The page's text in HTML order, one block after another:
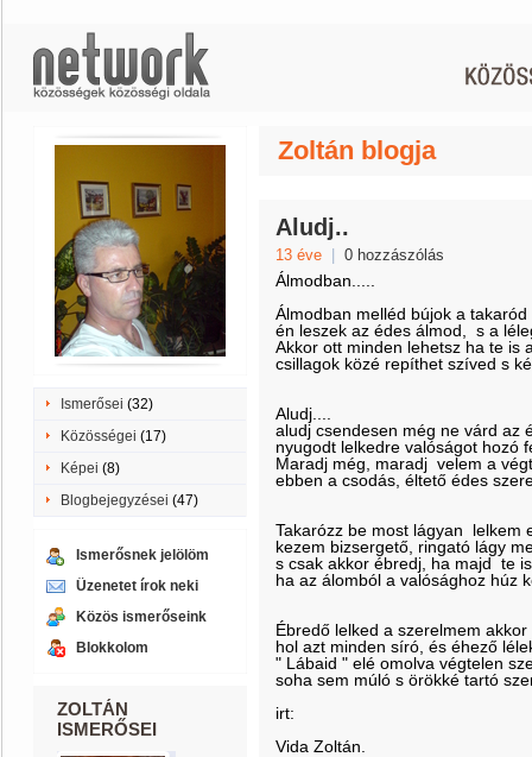
Ismerősei (32)
Közösségei (17)
Képei (8)
Blogbejegyzései (47)
Ismerősnek jelölöm
Üzenetet írok neki
Közös ismerőseink
Blokkolom
ZOLTÁN
ISMERŐSEI
Zoltán blogja
Aludj..
13 éve 0 hozzászólás
Álmodban.....
Álmodban melléd bújok a
én leszek az édes álmod, s a
Akkor ott minden lehetsz ha te is
csillagok közé repíthet szíved s
Aludj....
aludj csendesen még ne várd az
nyugodt lelkedre valóságot hozó
Maradj még, maradj velem a
ebben a csodás, éltető édes
Takarózz be most lágyan lelkem
kezem bizsergető, ringató lágy
s csak akkor ébredj, ha majd te
ha az álomból a valósághoz húz
Ébredő lelked a szerelmem akkor
hol azt minden síró, és éhező
" Lábaid " elé omolva végtelen
soha sem múló s örökké tartó
irt:
Vida Zoltán.